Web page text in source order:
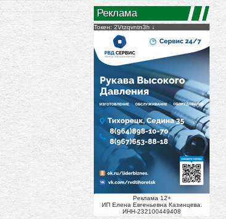
Реклама
Токен: 2Vtzqvntn3h
Реклама 12+
ИП Елена Евгеньевна Казинцева.
ИНН-232100449408